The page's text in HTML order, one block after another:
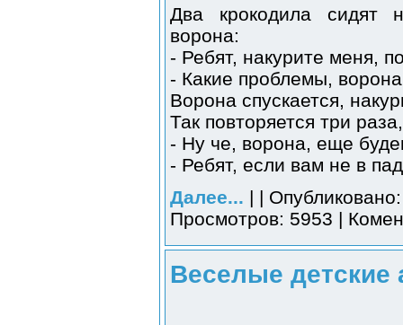
Два крокодила сидят
ворона:
- Ребят, накурите меня,
- Какие проблемы,
Ворона спускается,
Так повторяется три
- Ну че, ворона, еще
- Ребят, если вам не в
Далее... | |
Просмотров: 5953 |
Веселые детские